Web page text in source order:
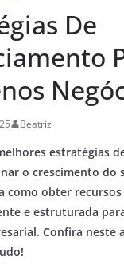
De
Beatriz
estratégias
o crescimento do
como obter
e estruturada
Confira neste